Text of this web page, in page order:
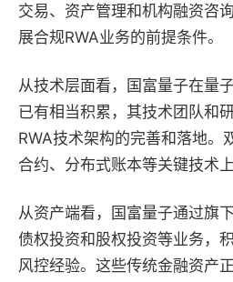
交易、资产管理和机构融资咨
展合规RWA业务的前提条件。
从技术层面看，国富量子在量
已有相当积累，其技术团队和
RWA技术架构的完善和落地。
合约、分布式账本等关键技术
从资产端看，国富量子通过旗
债权投资和股权投资等业务，
风控经验。这些传统金融资产